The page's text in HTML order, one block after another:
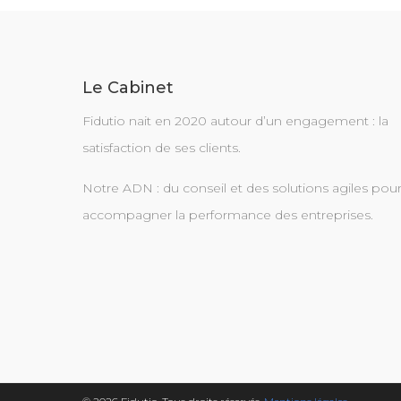
Le Cabinet
Fidutio nait en 2020 autour d’un engagement : la
satisfaction de ses clients.
Notre ADN : du conseil et des solutions agiles pour
accompagner la performance des entreprises.